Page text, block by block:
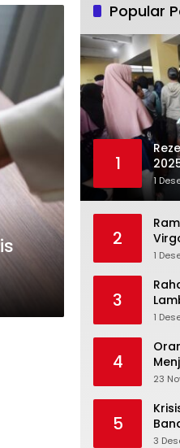
Popular
1
1
2
1
3
1
4
23
5
3